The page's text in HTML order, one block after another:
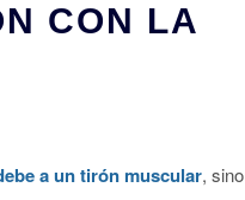
CON LA
a un tirón muscular, sino